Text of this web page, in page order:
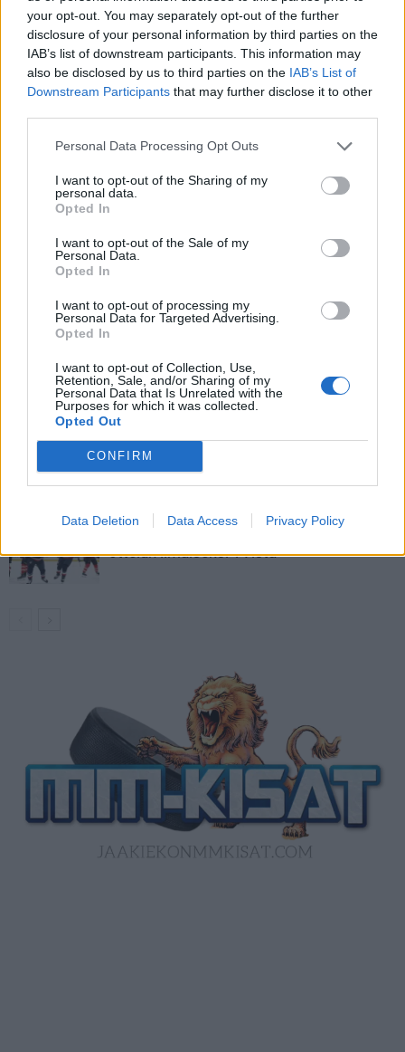
your opt-out. You may separately opt-out of the further
disclosure of your personal information by third parties on the
IAB’s list of downstream participants. This information may
also be disclosed by us to third parties on the IAB’s List of
Downstream Participants that may further disclose it to other
Personal Data Processing Opt Outs
I want to opt-out of the Sharing of my
personal data.
Opted In
I want to opt-out of the Sale of my
Personal Data.
Opted In
I want to opt-out of processing my
Personal Data for Targeted Advertising.
Opted In
I want to opt-out of Collection, Use,
Retention, Sale, and/or Sharing of my
Personal Data that Is Unrelated with the
Purposes for which it was collected.
Opted Out
CONFIRM
Data Deletion Data Access Privacy Policy
Edellinen artikkeli
Kova paljastus! Toronto
Ristolaisen hankkimisesta
Seuraava artikkeli
LIITTYVÄT ARTIKKELIT LISÄÄ TEKIJÄLTÄ
Aleksander Barkov tekee paluun
kaukaloon
Venäläisveskari sekosi Suomen 2.
divisioonassa – sai samasta tilanteesta
50 jäähyminuuttia
Kanada – USA klo 15:10 – näin katsot
ottelun ilmaiseksi TV:stä